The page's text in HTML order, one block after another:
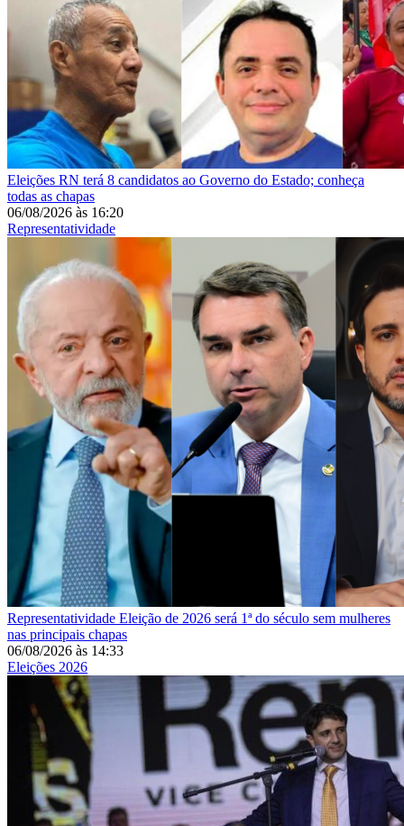
Eleições RN terá 8 candidatos ao Governo do Estado; conheça
todas as chapas
06/08/2026 às 16:20
Representatividade
Representatividade Eleição de 2026 será 1ª do século sem mulheres
nas principais chapas
06/08/2026 às 14:33
Eleições 2026